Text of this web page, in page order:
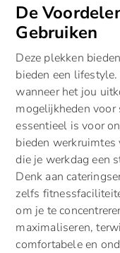
De
Gebruiken
Deze plekken
bieden een
wanneer het jou
mogelijkheden voor
essentieel is voor
bieden werkruimtes
die je werkdag een
Denk aan
zelfs
om je te
maximaliseren,
comfortabele en